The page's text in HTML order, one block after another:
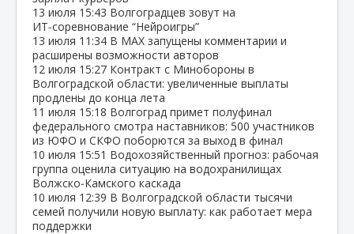
13 июля 15:43 Волгоградцев зовут на
ИТ‑соревнование “Нейроигры”
13 июля 11:34 В МАХ запущены комментарии и
расширены возможности авторов
12 июля 15:27 Контракт с Минобороны в
Волгоградской области: увеличенные выплаты
продлены до конца лета
11 июля 15:18 Волгоград примет полуфинал
федерального смотра наставников: 500 участников
из ЮФО и СКФО поборются за выход в финал
10 июля 15:51 Водохозяйственный прогноз: рабочая
группа оценила ситуацию на водохранилищах
Волжско‑Камского каскада
10 июля 12:39 В Волгоградской области тысячи
семей получили новую выплату: как работает мера
поддержки